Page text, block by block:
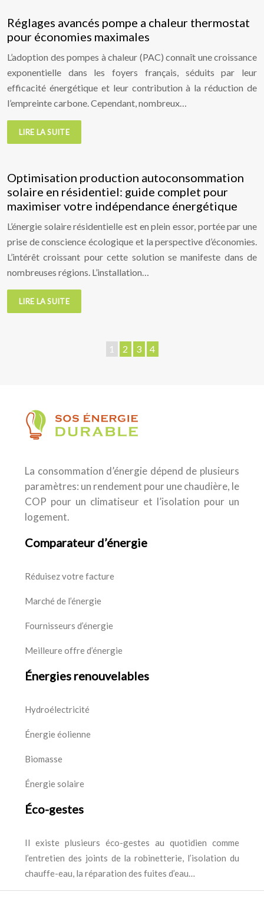
Réglages avancés pompe a chaleur thermostat
pour économies maximales
L’adoption des pompes à chaleur (PAC) connaît une croissance
exponentielle dans les foyers français, séduits par leur
efficacité énergétique et leur contribution à la réduction de
l’empreinte carbone. Cependant, nombreux…
LIRE LA SUITE
Optimisation production autoconsommation
solaire en résidentiel: guide complet pour
maximiser votre indépendance énergétique
L’énergie solaire résidentielle est en plein essor, portée par une
prise de conscience écologique et la perspective d’économies.
L’intérêt croissant pour cette solution se manifeste dans de
nombreuses régions. L’installation…
LIRE LA SUITE
1 2 3 4
La consommation d’énergie dépend de plusieurs
paramètres: un rendement pour une chaudière, le
COP pour un climatiseur et l’isolation pour un
logement.
Comparateur d’énergie
Réduisez votre facture
Marché de l’énergie
Fournisseurs d’énergie
Meilleure offre d’énergie
Énergies renouvelables
Hydroélectricité
Énergie éolienne
Biomasse
Énergie solaire
Éco-gestes
Il existe plusieurs éco-gestes au quotidien comme
l’entretien des joints de la robinetterie, l’isolation du
chauffe-eau, la réparation des fuites d’eau…